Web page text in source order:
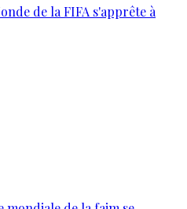
de la FIFA s'apprête à